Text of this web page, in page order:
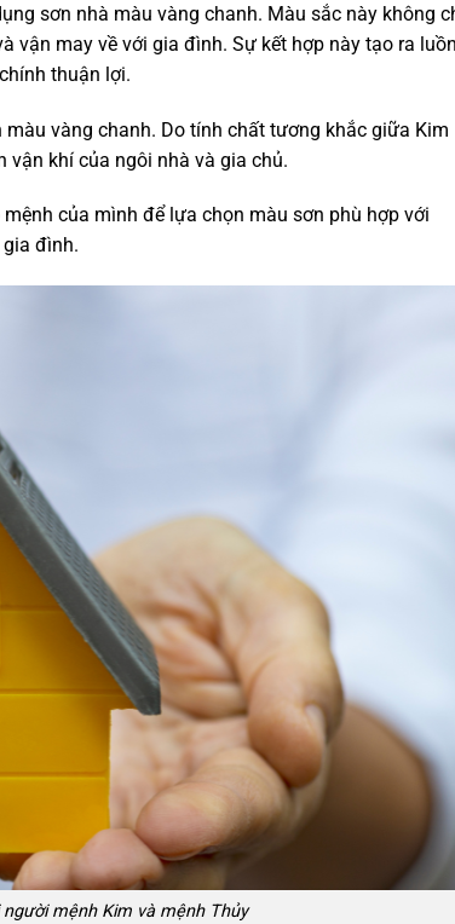
sơn nhà màu vàng chanh. Màu sắc này không
vận may về với gia đình. Sự kết hợp này tạo ra
thuận lợi.
vàng chanh. Do tính chất tương khắc giữa Kim
vận khí của ngôi nhà và gia chủ.
của mình để lựa chọn màu sơn phù hợp với
đình.
mệnh Kim và mệnh Thủy